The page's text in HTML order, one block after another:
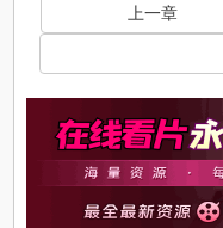
上一章